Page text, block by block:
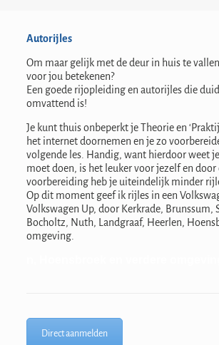
Autorijles
Om maar gelijk met de deur in huis te
voor jou betekenen?
Een goede rijopleiding en autorijles die
omvattend is!
Je kunt thuis onbeperkt je Theorie en
het internet doornemen en je zo
volgende les. Handig, want hierdoor weet
moet doen, is het leuker voor jezelf en door
voorbereiding heb je uiteindelijk minder
Op dit moment geef ik rijles in een
Volkswagen Up, door Kerkrade, Brunssum,
Bocholtz, Nuth, Landgraaf, Heerlen,
omgeving.
Direct aanmelden